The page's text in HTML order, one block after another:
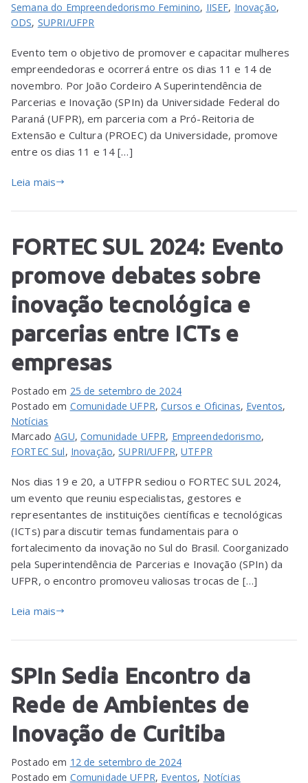
Semana do Empreendedorismo Feminino, IISEF, Inovação,
ODS, SUPRI/UFPR
Evento tem o objetivo de promover e capacitar mulheres
empreendedoras e ocorrerá entre os dias 11 e 14 de
novembro. Por João Cordeiro A Superintendência de
Parcerias e Inovação (SPIn) da Universidade Federal do
Paraná (UFPR), em parceria com a Pró-Reitoria de
Extensão e Cultura (PROEC) da Universidade, promove
entre os dias 11 e 14 […]
Leia mais
FORTEC SUL 2024: Evento
promove debates sobre
inovação tecnológica e
parcerias entre ICTs e
empresas
Postado em 25 de setembro de 2024
Postado em Comunidade UFPR,Cursos e Oficinas, Eventos,
Notícias
MarcadoAGU, Comunidade UFPR, Empreendedorismo,
FORTEC Sul, Inovação,SUPRI/UFPR,UTFPR
Nos dias 19 e 20, a UTFPR sediou o FORTEC SUL 2024,
um evento que reuniu especialistas, gestores e
representantes de instituições científicas e tecnológicas
(ICTs) para discutir temas fundamentais para o
fortalecimento da inovação no Sul do Brasil. Coorganizado
pela Superintendência de Parcerias e Inovação (SPIn) da
UFPR, o encontro promoveu valiosas trocas de […]
Leia mais
SPIn Sedia Encontro da
Rede de Ambientes de
Inovação de Curitiba
Postado em 12 de setembro de 2024
Postado em Comunidade UFPR, Eventos, Notícias